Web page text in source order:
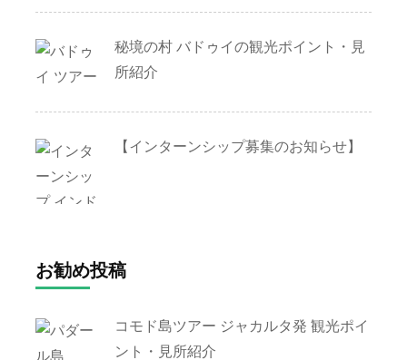
秘境の村 バドゥイの観光ポイント・見
所紹介
【インターンシップ募集のお知らせ】
お勧め投稿
コモド島ツアー ジャカルタ発 観光ポイ
ント・見所紹介